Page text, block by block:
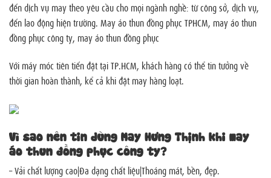
đến dịch vụ may theo yêu cầu cho mọi ngành nghề: từ công sở, dịch vụ,
đến lao động hiện trường. May áo thun đồng phục TPHCM, may áo thun
đồng phục công ty, may áo thun đồng phục
Với máy móc tiên tiến đặt tại TP.HCM, khách hàng có thể tin tưởng về
thời gian hoàn thành, kể cả khi đặt may hàng loạt.
Vì sao nên tin dùng May Hưng Thịnh khi may
áo thun đồng phục công ty?
– Vải chất lượng cao|Đa dạng chất liệu|Thoáng mát, bền, đẹp.